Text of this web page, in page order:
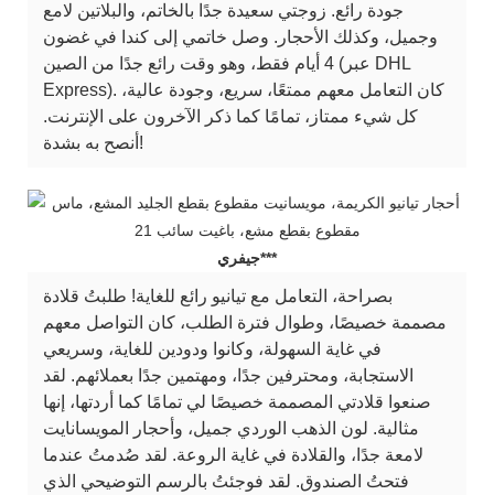
جودة رائع. زوجتي سعيدة جدًا بالخاتم، والبلاتين لامع
وجميل، وكذلك الأحجار. وصل خاتمي إلى كندا في غضون
4 أيام فقط، وهو وقت رائع جدًا من الصين (عبر DHL
Express). كان التعامل معهم ممتعًا، سريع، وجودة عالية،
كل شيء ممتاز، تمامًا كما ذكر الآخرون على الإنترنت.
أنصح به بشدة!
جيفري***
بصراحة، التعامل مع تيانيو رائع للغاية! طلبتُ قلادة
مصممة خصيصًا، وطوال فترة الطلب، كان التواصل معهم
في غاية السهولة، وكانوا ودودين للغاية، وسريعي
الاستجابة، ومحترفين جدًا، ومهتمين جدًا بعملائهم. لقد
صنعوا قلادتي المصممة خصيصًا لي تمامًا كما أردتها، إنها
مثالية. لون الذهب الوردي جميل، وأحجار المويسانايت
لامعة جدًا، والقلادة في غاية الروعة. لقد صُدمتُ عندما
فتحتُ الصندوق. لقد فوجئتُ بالرسم التوضيحي الذي